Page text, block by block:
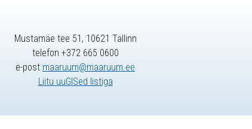
Mustamäe tee 51, 10621 Tallinn
telefon +372 665 0600
e-post maaruum@maaruum.ee
Liitu uuGISed listiga